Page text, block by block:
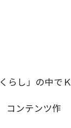
らし」の中でＫ
ンテンツ作